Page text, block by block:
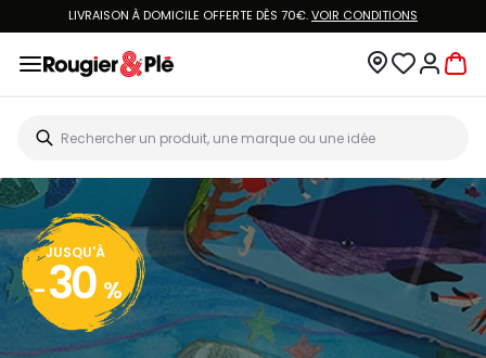
LIVRAISON À DOMICILE OFFERTE DÈS 70€.VOIR CONDITIONS
JUSQU'À
- 30 %